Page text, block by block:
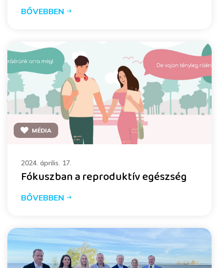
BŐVEBBEN
MÉDIA
2024. április. 17.
Fókuszban a reproduktív egészség
BŐVEBBEN